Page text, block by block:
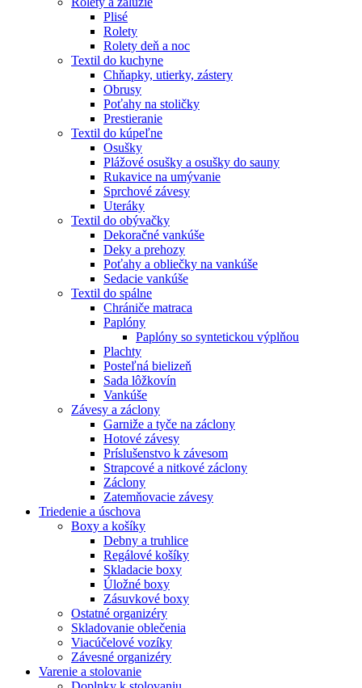
Plisé
Rolety
Rolety deň a noc
Textil do kuchyne
Chňapky, utierky, zástery
Obrusy
Poťahy na stoličky
Prestieranie
Textil do kúpeľne
Osušky
Plážové osušky a osušky do sauny
Rukavice na umývanie
Sprchové závesy
Uteráky
Textil do obývačky
Dekoračné vankúše
Deky a prehozy
Poťahy a obliečky na vankúše
Sedacie vankúše
Textil do spálne
Chrániče matraca
Paplóny
Paplóny so syntetickou výplňou
Plachty
Posteľná bielizeň
Sada lôžkovín
Vankúše
Závesy a záclony
Garniže a tyče na záclony
Hotové závesy
Príslušenstvo k závesom
Strapcové a nitkové záclony
Záclony
Zatemňovacie závesy
Triedenie a úschova
Boxy a košíky
Debny a truhlice
Regálové košíky
Skladacie boxy
Úložné boxy
Zásuvkové boxy
Ostatné organizéry
Skladovanie oblečenia
Viacúčelové vozíky
Závesné organizéry
Varenie a stolovanie